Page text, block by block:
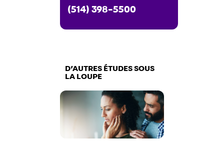
(514) 398-5500
D’AUTRES ÉTUDES SOUS
LA LOUPE